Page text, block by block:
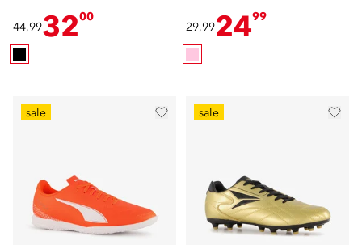
zwart
44,993200
29,992499
sale sale